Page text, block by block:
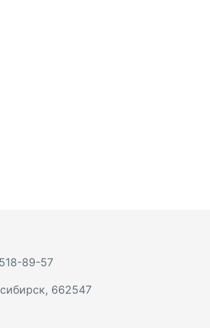
89-57
, 662547